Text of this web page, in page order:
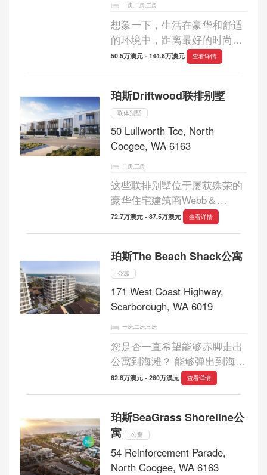
一房,二房,三房
想象一下，生活在豪华和舒适
的环境中，距离最好的时尚，
餐饮，电影院和娱乐场所仅几
步之遥。 一个私人绿洲，您可
Amara City Gardens酒店的每
个细节都拥...
50.5万澳元 - 144.8万澳元 查看详情
珀斯Driftwood联排别墅
联体别墅
50 Lullworth Tce, North
Coogee, WA 6163
二房,三房
这些联排别墅位于屡获殊荣的
豪华住宅建筑商Webb＆
Brown-Neaves，坐落在世界级
的Port Coogee码头，距离白
仅有几步之遥。 库吉港位于弗
里曼特尔以南5公里处。...
72.7万澳元 - 87.5万澳元 查看详情
珀斯The Beach Shack公寓
公寓
171 West Coast Highway,
Scarborough, WA 6019
一房,二房,三房
您是否一直希望能够赤脚走出
公寓到海滩？ 能够弹出到海
滩，而无需打包车和旅行？ 或
者坐在自己家的私密空间里看
Beach Shack - Scarborough就
是您的最佳选择。...
62.8万澳元 - 260万澳元 查看详情
珀斯SeaGrass Shoreline公
寓
公寓
54 Reinforcement Parade,
North Coogee, WA 6163